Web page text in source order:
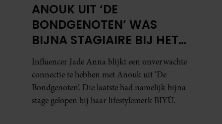
ANOUK UIT ‘DE
BONDGENOTEN’ WAS
BIJNA STAGIAIRE BIJ HET
MERK VAN JADE ANNA
Influencer Jade Anna blijkt een onverwachte
connectie te hebben met Anouk uit ‘De
Bondgenoten’. Die laatste had namelijk bijna
stage gelopen bij haar lifestylemerk BIYÙ.